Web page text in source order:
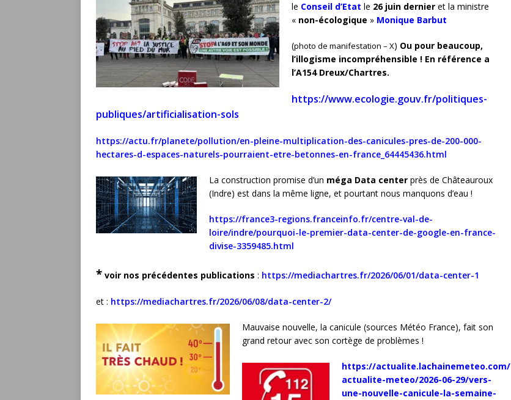
le Conseil d’Etat le 26 juin dernier et la ministre
« non-écologique » Monique Barbut
(photo de manifestation – X) Ou pour beaucoup,
l’illogisme incompréhensible ! En référence a
l’A154 Dreux/Chartres.
https://www.ecologie.gouv.fr/politiques-
publiques/artificialisation-sols
https://actu.fr/planete/pollution/en-pleine-multiplication-des-canicules-pres-de-200-000-
hectares-d-espaces-naturels-pourraient-etre-betonnes-en-france_64445436.html
La construction promise d’un méga Data center près de Châteauroux
(Indre) est dans la même ligne, et pourtant nous manquons d’eau !
https://france3-regions.franceinfo.fr/centre-val-de-
loire/indre/pourquoi-le-premier-data-center-de-google-en-france-
divise-3359485.html
* voir nos précédentes publications : https://mediachartres.fr/2026/06/01/data-center-1
et : https://mediachartres.fr/2026/06/08/data-center-2/
Mauvaise nouvelle, la canicule (sources Météo France), fait son
grand retour avec son cortège de problèmes !
https://actualite.lachainemeteo.com/
actualite-meteo/2026-06-29/vers-
une-nouvelle-canicule-la-semaine-